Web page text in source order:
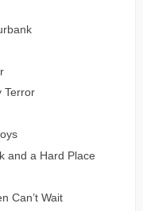
Terror
and a Hard Place
Can’t Wait